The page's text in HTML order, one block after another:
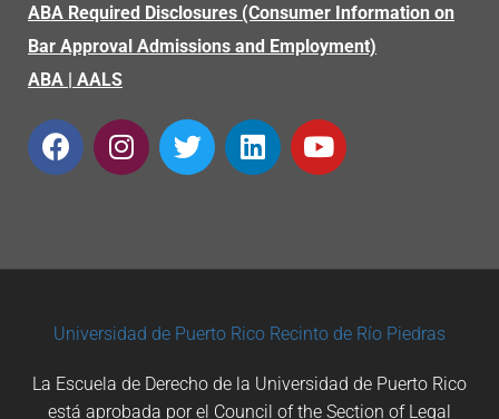
ABA Required Disclosures (Consumer Information on
Bar Approval Admissions and Employment)
ABA | AALS
Universidad de Puerto Rico Recinto de Río Piedras
La Escuela de Derecho de la Universidad de Puerto Rico
está aprobada por el Council of the Section of Legal